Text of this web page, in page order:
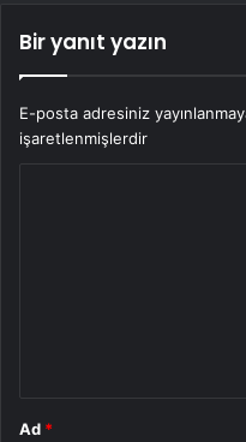
Bir yanıt yazın
E-posta adresiniz
işaretlenmişlerdir
Ad *